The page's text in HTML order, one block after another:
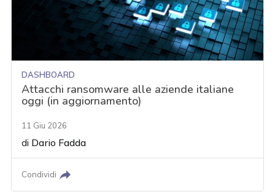
DASHBOARD
Attacchi ransomware alle aziende italiane
oggi (in aggiornamento)
11 Giu 2026
di Dario Fadda
Condividi